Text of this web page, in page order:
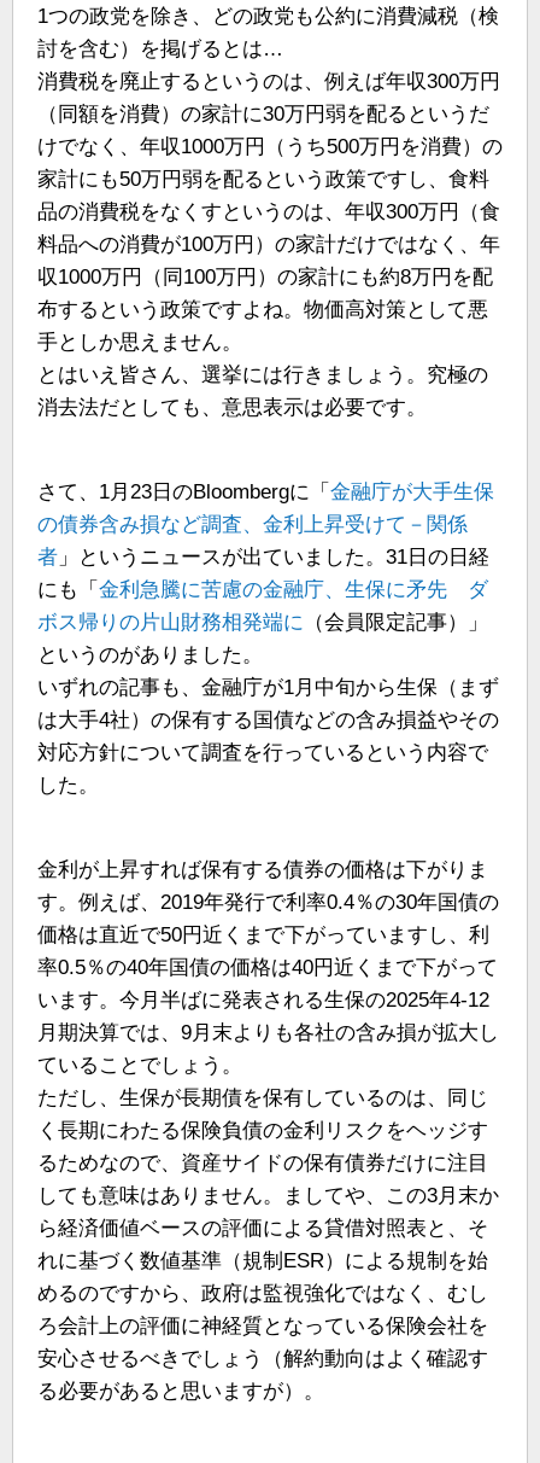
1つの政党を除き、どの政党も公約に消費減税（検
討を含む）を掲げるとは…
消費税を廃止するというのは、例えば年収300万円
（同額を消費）の家計に30万円弱を配るというだ
けでなく、年収1000万円（うち500万円を消費）の
家計にも50万円弱を配るという政策ですし、食料
品の消費税をなくすというのは、年収300万円（食
料品への消費が100万円）の家計だけではなく、年
収1000万円（同100万円）の家計にも約8万円を配
布するという政策ですよね。物価高対策として悪
手としか思えません。
とはいえ皆さん、選挙には行きましょう。究極の
消去法だとしても、意思表示は必要です。
さて、1月23日のBloombergに「 金融庁が大手生保
の債券含み損など調査、金利上昇受けて－関係
者 」というニュースが出ていました。31日の日経
にも「 金利急騰に苦慮の金融庁、生保に矛先 ダ
ボス帰りの片山財務相発端に （会員限定記事）」
というのがありました。
いずれの記事も、金融庁が1月中旬から生保（まず
は大手4社）の保有する国債などの含み損益やその
対応方針について調査を行っているという内容で
した。
金利が上昇すれば保有する債券の価格は下がりま
す。例えば、2019年発行で利率0.4％の30年国債の
価格は直近で50円近くまで下がっていますし、利
率0.5％の40年国債の価格は40円近くまで下がって
います。今月半ばに発表される生保の2025年4-12
月期決算では、9月末よりも各社の含み損が拡大し
ていることでしょう。
ただし、生保が長期債を保有しているのは、同じ
く長期にわたる保険負債の金利リスクをヘッジす
るためなので、資産サイドの保有債券だけに注目
しても意味はありません。ましてや、この3月末か
ら経済価値ベースの評価による貸借対照表と、そ
れに基づく数値基準（規制ESR）による規制を始
めるのですから、政府は監視強化ではなく、むし
ろ会計上の評価に神経質となっている保険会社を
安心させるべきでしょう（解約動向はよく確認す
る必要があると思いますが）。